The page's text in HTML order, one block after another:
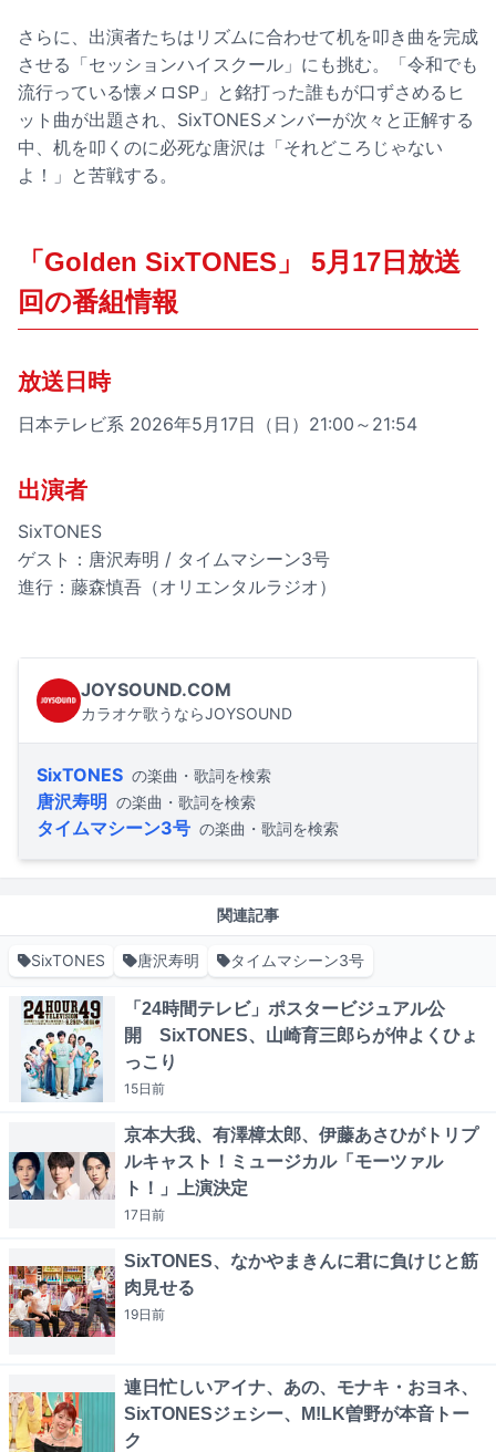
さらに、出演者たちはリズムに合わせて机を叩き曲を完成
させる「セッションハイスクール」にも挑む。「令和でも
流行っている懐メロSP」と銘打った誰もが口ずさめるヒ
ット曲が出題され、SixTONESメンバーが次々と正解する
中、机を叩くのに必死な唐沢は「それどころじゃない
よ！」と苦戦する。
「Golden SixTONES」 5月17日放送
回の番組情報
放送日時
日本テレビ系 2026年5月17日（日）21:00～21:54
出演者
SixTONES
ゲスト：唐沢寿明 / タイムマシーン3号
進行：藤森慎吾（オリエンタルラジオ）
JOYSOUND.COM
カラオケ歌うならJOYSOUND
SixTONES の楽曲・歌詞を検索
唐沢寿明 の楽曲・歌詞を検索
タイムマシーン3号 の楽曲・歌詞を検索
関連記事
SixTONES 唐沢寿明 タイムマシーン3号
「24時間テレビ」ポスタービジュアル公
開 SixTONES、山崎育三郎らが仲よくひょ
っこり
15日前
京本大我、有澤樟太郎、伊藤あさひがトリプ
ルキャスト！ミュージカル「モーツァル
ト！」上演決定
17日前
SixTONES、なかやまきんに君に負けじと筋
肉見せる
19日前
連日忙しいアイナ、あの、モナキ・おヨネ、
SixTONESジェシー、M!LK曽野が本音トー
ク